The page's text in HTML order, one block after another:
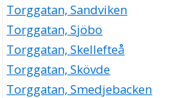
Torggatan, Sandviken
Torggatan, Sjöbo
Torggatan, Skellefteå
Torggatan, Skövde
Torggatan, Smedjebacken